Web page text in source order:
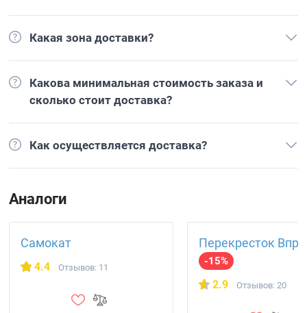
Какая зона доставки?
Какова минимальная стоимость заказа и
сколько стоит доставка?
Как осуществляется доставка?
Аналоги
Самокат
4.4 Отзывов: 11
Перекресток
-15%
2.9 Отзывов: 20